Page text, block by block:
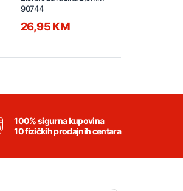
90744
26,95 KM
100% sigurna kupovina
10 fizičkih prodajnih centara